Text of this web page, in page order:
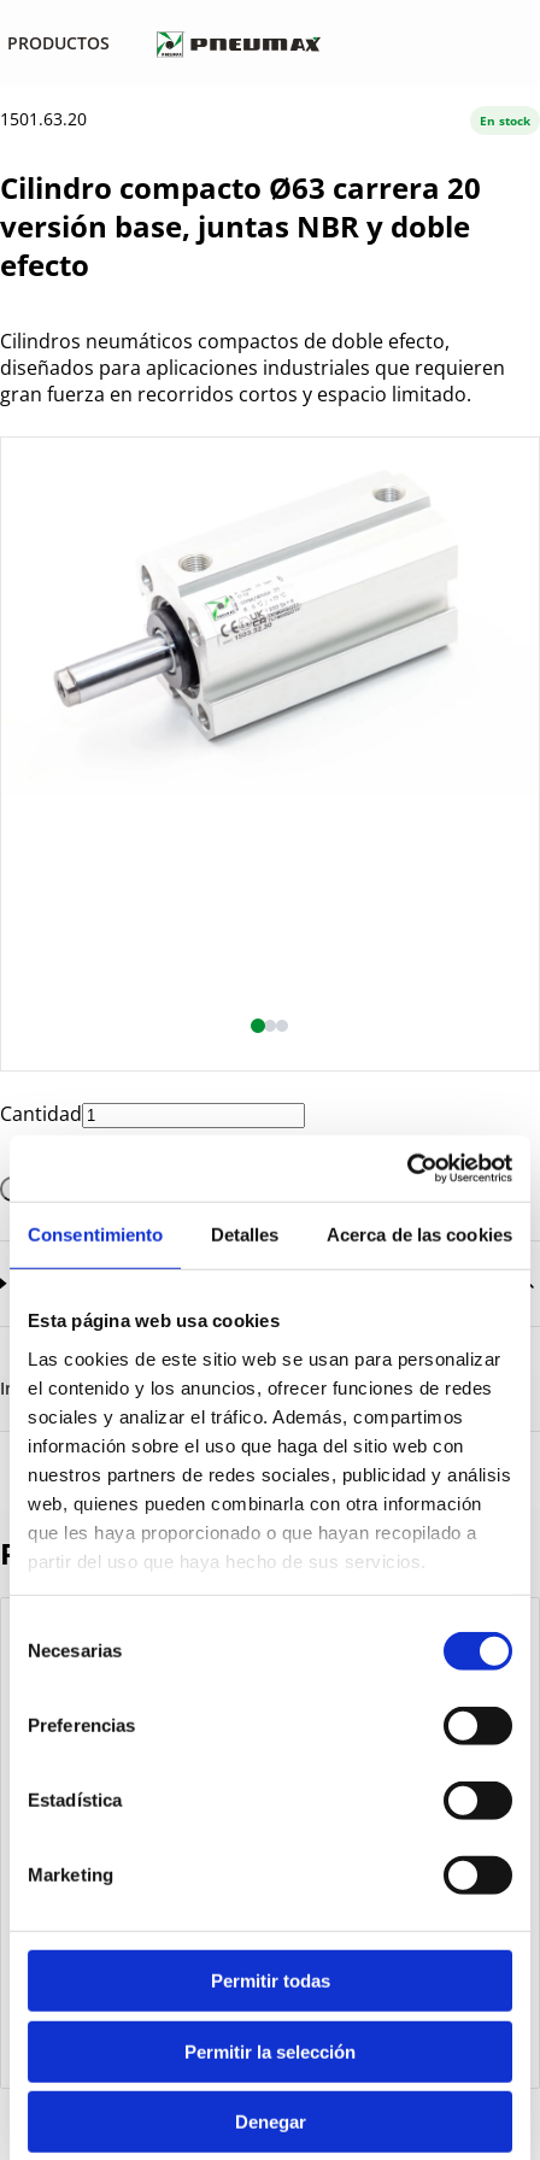
Consentimiento Detalles Acerca de las cookies
Esta página web usa cookies
Las cookies de este sitio web se usan para personalizar
el contenido y los anuncios, ofrecer funciones de redes
sociales y analizar el tráfico. Además, compartimos
información sobre el uso que haga del sitio web con
nuestros partners de redes sociales, publicidad y análisis
web, quienes pueden combinarla con otra información
que les haya proporcionado o que hayan recopilado a
partir del uso que haya hecho de sus servicios.
Necesarias
Preferencias
Estadística
Marketing
Permitir todas
Permitir la selección
Denegar
PRODUCTOS
1501.63.20
Cilindro compacto Ø63 carrera 20
versión base, juntas NBR y doble
efecto
Cilindros neumáticos compactos de doble efecto,
diseñados para aplicaciones industriales que requieren
gran fuerza en recorridos cortos y espacio limitado.
En stock
Cantidad
Serie_1500.pdf
Descargar
Información destacadaDetalles técnicos Vista 3D
Productos destacados
Módulo PROFINET 128IN-128OUT (48 fijos)